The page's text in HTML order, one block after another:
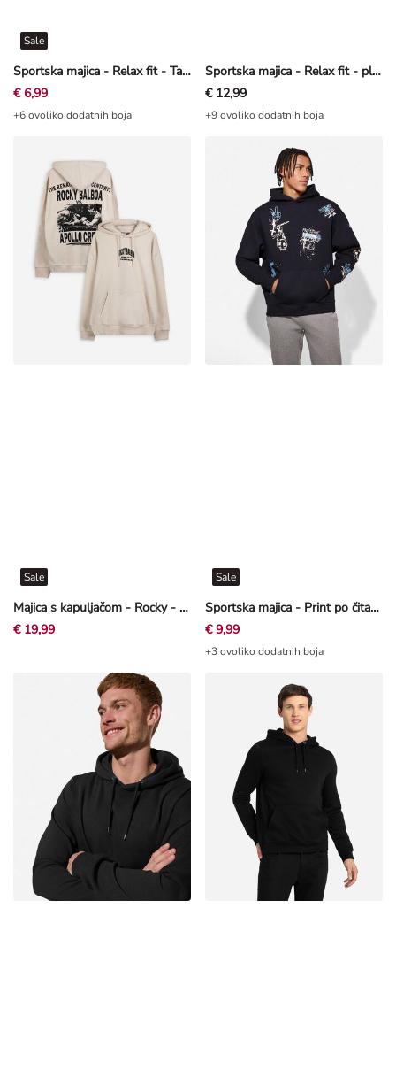
Sportska majica - Relax fit - Tamnoplava
Sale
€ 6,99
+6 ovoliko dodatnih boja
Sportska majica - Relax fit - plava
€ 12,99
+9 ovoliko dodatnih boja
Majica s kapuljačom - Rocky - Prljavo bijela
Sale
€ 19,99
Sportska majica - Print po čitavoj površini - Crna
Sale
€ 9,99
+3 ovoliko dodatnih boja